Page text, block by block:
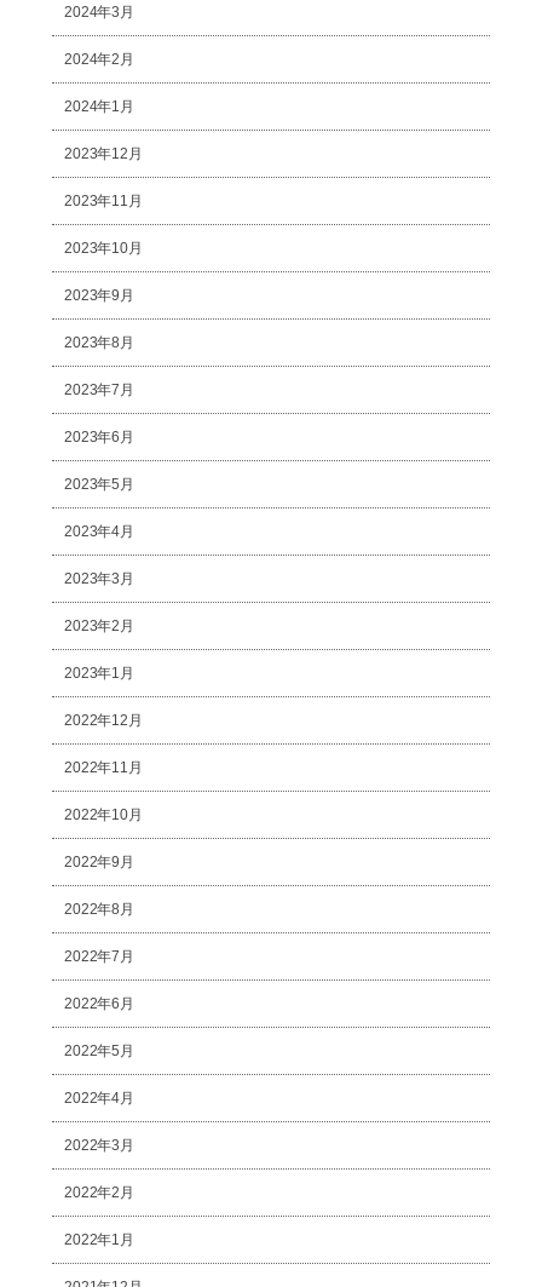
2024年3月
2024年2月
2024年1月
2023年12月
2023年11月
2023年10月
2023年9月
2023年8月
2023年7月
2023年6月
2023年5月
2023年4月
2023年3月
2023年2月
2023年1月
2022年12月
2022年11月
2022年10月
2022年9月
2022年8月
2022年7月
2022年6月
2022年5月
2022年4月
2022年3月
2022年2月
2022年1月